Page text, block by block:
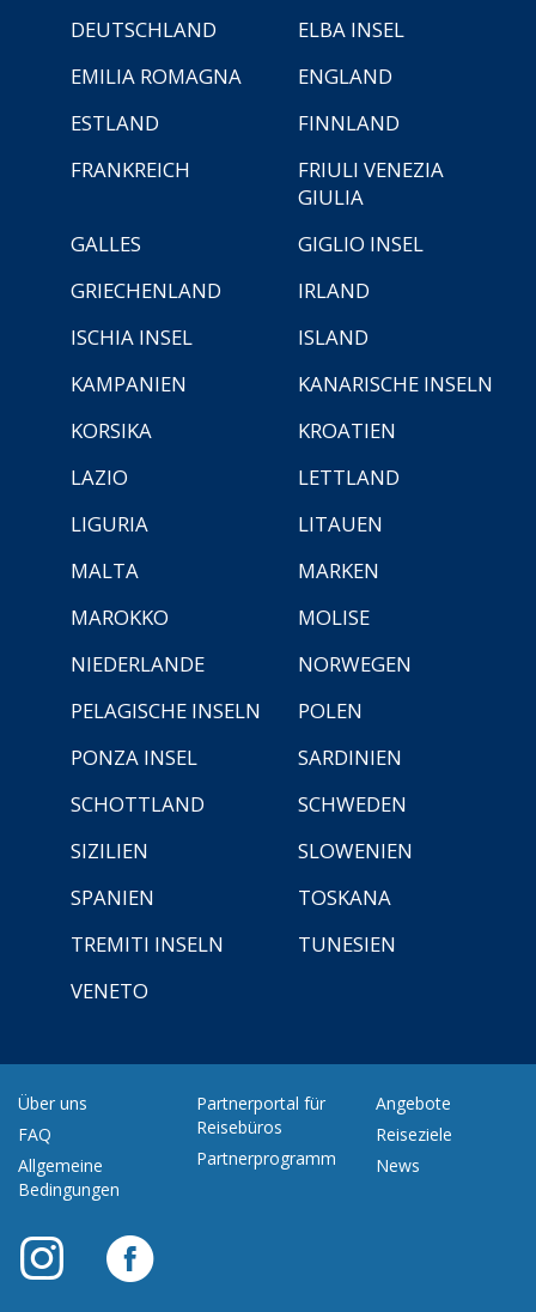
DEUTSCHLAND
ELBA INSEL
EMILIA ROMAGNA
ENGLAND
ESTLAND
FINNLAND
FRANKREICH
FRIULI VENEZIA
GIULIA
GALLES
GIGLIO INSEL
GRIECHENLAND
IRLAND
ISCHIA INSEL
ISLAND
KAMPANIEN
KANARISCHE INSELN
KORSIKA
KROATIEN
LAZIO
LETTLAND
LIGURIA
LITAUEN
MALTA
MARKEN
MAROKKO
MOLISE
NIEDERLANDE
NORWEGEN
PELAGISCHE INSELN
POLEN
PONZA INSEL
SARDINIEN
SCHOTTLAND
SCHWEDEN
SIZILIEN
SLOWENIEN
SPANIEN
TOSKANA
TREMITI INSELN
TUNESIEN
VENETO
Über uns
FAQ
Allgemeine
Bedingungen
Partnerportal für
Reisebüros
Partnerprogramm
Angebote
Reiseziele
News